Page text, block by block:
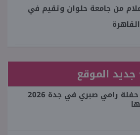
من جامعة حلوان وتقيم في
جديد الموقع
موعد حفلة رامي صبري في جدة 2026